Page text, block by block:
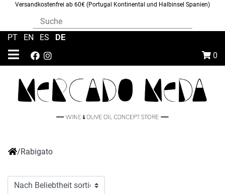
Versandkostenfrei ab 60€ (Portugal Kontinental und Halbinsel Spanien)
0
PT EN ES DE
/Rabigato